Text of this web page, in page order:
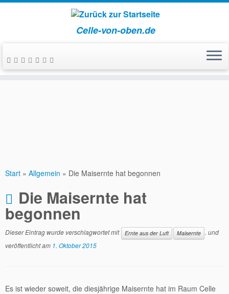
Zum
Inhalt
Celle-von-oben.de
Start » Allgemein » Die Maisernte hat begonnen
Die Maisernte hat
begonnen
Dieser Eintrag wurde verschlagwortet mit Ernte aus der Luft Maisernte . und
veröffentlicht am 1. Oktober 2015
Es ist wieder soweit, die diesjährige Maisernte hat im Raum Celle